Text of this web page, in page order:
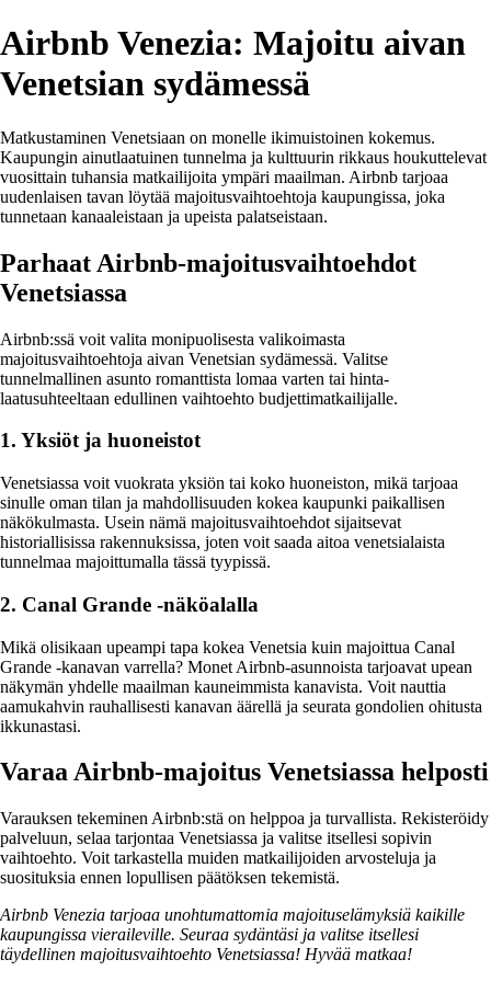
Airbnb Venezia: Majoitu aivan
Venetsian sydämessä
Matkustaminen Venetsiaan on monelle ikimuistoinen kokemus.
Kaupungin ainutlaatuinen tunnelma ja kulttuurin rikkaus houkuttelevat
vuosittain tuhansia matkailijoita ympäri maailman. Airbnb tarjoaa
uudenlaisen tavan löytää majoitusvaihtoehtoja kaupungissa, joka
tunnetaan kanaaleistaan ja upeista palatseistaan.
Parhaat Airbnb-majoitusvaihtoehdot
Venetsiassa
Airbnb:ssä voit valita monipuolisesta valikoimasta
majoitusvaihtoehtoja aivan Venetsian sydämessä. Valitse
tunnelmallinen asunto romanttista lomaa varten tai hinta-
laatusuhteeltaan edullinen vaihtoehto budjettimatkailijalle.
1. Yksiöt ja huoneistot
Venetsiassa voit vuokrata yksiön tai koko huoneiston, mikä tarjoaa
sinulle oman tilan ja mahdollisuuden kokea kaupunki paikallisen
näkökulmasta. Usein nämä majoitusvaihtoehdot sijaitsevat
historiallisissa rakennuksissa, joten voit saada aitoa venetsialaista
tunnelmaa majoittumalla tässä tyypissä.
2. Canal Grande -näköalalla
Mikä olisikaan upeampi tapa kokea Venetsia kuin majoittua Canal
Grande -kanavan varrella? Monet Airbnb-asunnoista tarjoavat upean
näkymän yhdelle maailman kauneimmista kanavista. Voit nauttia
aamukahvin rauhallisesti kanavan äärellä ja seurata gondolien ohitusta
ikkunastasi.
Varaa Airbnb-majoitus Venetsiassa helposti
Varauksen tekeminen Airbnb:stä on helppoa ja turvallista. Rekisteröidy
palveluun, selaa tarjontaa Venetsiassa ja valitse itsellesi sopivin
vaihtoehto. Voit tarkastella muiden matkailijoiden arvosteluja ja
suosituksia ennen lopullisen päätöksen tekemistä.
Airbnb Venezia tarjoaa unohtumattomia majoituselämyksiä kaikille
kaupungissa vieraileville. Seuraa sydäntäsi ja valitse itsellesi
täydellinen majoitusvaihtoehto Venetsiassa! Hyvää matkaa!